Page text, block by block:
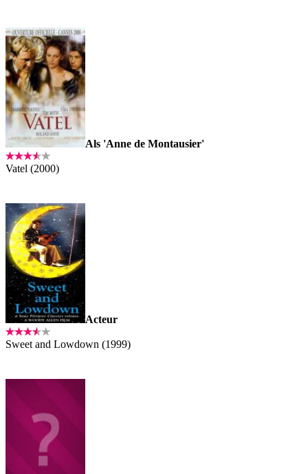
Als 'Anne de Montausier'
Vatel (2000)
Acteur
Sweet and Lowdown (1999)